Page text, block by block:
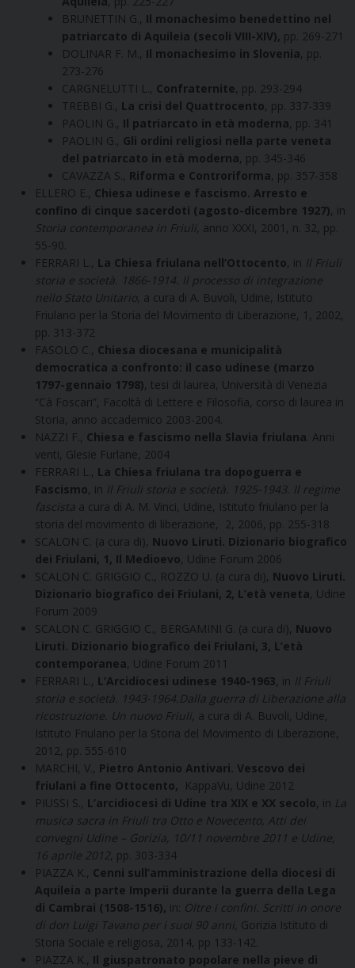
BRUNETTIN G., Il monachesimo benedettino nel
patriarcato di Aquileia (secoli VIII-XIV), pp. 269-271
DOLINAR F. M., Il monachesimo in Slovenia , pp.
273-276
CARGNELUTTI L.,
Confraternite , pp. 293-294
TREBBI G., La crisi del Quattrocento , pp. 337-339
PAOLIN G., Il patriarcato in età moderna , pp. 341
PAOLIN G., Gli ordini religiosi nella parte veneta
del patriarcato in età moderna , pp. 345-346
CAVAZZA S., Riforma e Controriforma , pp. 357-358
ELLERO E., Chiesa udinese e fascismo. Arresto e
confino di cinque sacerdoti (agosto-dicembre 1927) , in
Storia contemporanea in Friuli , anno XXXI, 2001, n. 32, pp.
55-90.
FERRARI L., La Chiesa friulana nell’Ottocento , in Il Friuli
storia e società. 1866-1914. Il processo di integrazione
nello Stato Unitario , a cura di A. Buvoli, Udine, Istituto
Friulano per la Storia del Movimento di Liberazione, 1, 2002,
pp. 313-372
FASOLO C., Chiesa diocesana e municipalità
democratica a confronto: il caso udinese (marzo
1797-gennaio 1798) , tesi di laurea, Università di Venezia
“Cà Foscari”, Facoltà di Lettere e Filosofia, corso di laurea in
Storia, anno accademico 2003-2004.
NAZZI F., Chiesa e fascismo nella Slavia friulana . Anni
venti, Glesie Furlane, 2004
FERRARI L., La Chiesa friulana tra dopoguerra e
Fascismo , in Il Friuli storia e società. 1925-1943. Il regime
fascista a cura di A. M. Vinci, Udine, Istituto friulano per la
storia del movimento di liberazione, 2, 2006, pp. 255-318
SCALON C. (a cura di), Nuovo Liruti. Dizionario biografico
dei Friulani, 1, Il Medioevo , Udine Forum 2006
SCALON C. GRIGGIO C., ROZZO U. (a cura di), Nuovo Liruti.
Dizionario biografico dei Friulani, 2, L’età veneta , Udine
Forum 2009
SCALON C. GRIGGIO C., BERGAMINI G. (a cura di), Nuovo
Liruti. Dizionario biografico dei Friulani, 3, L’età
contemporanea , Udine Forum 2011
FERRARI L., L’Arcidiocesi udinese 1940-1963 , in Il Friuli
storia e società . 1943-1964.Dalla guerra di Liberazione alla
ricostruzione. Un nuovo Friuli , a cura di A. Buvoli, Udine,
Istituto Friulano per la Storia del Movimento di Liberazione,
2012, pp. 555-610
MARCHI, V., Pietro Antonio Antivari. Vescovo dei
friulani a fine Ottocento, KappaVu, Udine 2012
PIUSSI S., L’arcidiocesi di Udine tra XIX e XX secolo , in La
musica sacra in Friuli tra Otto e Novecento, Atti dei
convegni Udine – Gorizia, 10/11 novembre 2011 e Udine,
16 aprile 2012 , pp. 303-334
PIAZZA K., Cenni sull’amministrazione della diocesi di
Aquileia a parte Imperii durante la guerra della Lega
di Cambrai (1508-1516), in: Oltre i confini. Scritti in onore
di don Luigi Tavano per i suoi 90 anni , Gorizia Istituto di
Storia Sociale e religiosa, 2014, pp 133-142.
PIAZZA K., Il giuspatronato popolare nella pieve di